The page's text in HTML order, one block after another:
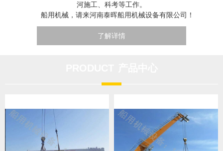
河施工、科考等工作。
船用机械，请来河南泰晖船用机械设备有限公司！
了解详情